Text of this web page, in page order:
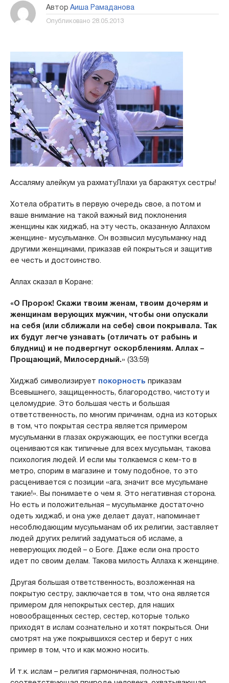
Автор Аиша Рамаданова
Опубликовано 28.05.2013
Ассаляму алейкум уа рахматуЛлахи уа баракятух сестры!
Хотела обратить в первую очередь свое, а потом и
ваше внимание на такой важный вид поклонения
женщины как хиджаб, на эту честь, оказанную Аллахом
женщине- мусульманке. Он возвысил мусульманку над
другими женщинами, приказав ей покрыться и защитив
ее честь и достоинство.
Аллах сказал в Коране:
«О Пророк! Скажи твоим женам, твоим дочерям и
женщинам верующих мужчин, чтобы они опускали
на себя (или сближали на себе) свои покрывала. Так
их будут легче узнавать (отличать от рабынь и
блудниц) и не подвергнут оскорблениям. Аллах –
Прощающий, Милосердный.» (33:59)
Хиджаб символизирует покорность приказам
Всевышнего, защищенность, благородство, чистоту и
целомудрие. Это большая честь и большая
ответственность, по многим причинам, одна из которых
в том, что покрытая сестра является примером
мусульманки в глазах окружающих, ее поступки всегда
оцениваются как типичные для всех мусульман, такова
психология людей. И если мы толкаемся с кем-то в
метро, спорим в магазине и тому подобное, то это
расценивается с позиции «ага, значит все мусульмане
такие!». Вы понимаете о чем я. Это негативная сторона.
Но есть и положительная – мусульманке достаточно
одеть хиджаб, и она уже делает дауат, напоминает
несоблюдающим мусульманам об их религии, заставляет
людей других религий задуматься об исламе, а
неверующих людей – о Боге. Даже если она просто
идет по своим делам. Такова милость Аллаха к женщине.
Другая большая ответственность, возложенная на
покрытую сестру, заключается в том, что она является
примером для непокрытых сестер, для наших
новообращенных сестер, сестер, которые только
приходят в ислам сознательно и хотят покрыться. Они
смотрят на уже покрывшихся сестер и берут с них
пример в том, что и как можно носить.
И т.к. ислам – религия гармоничная, полностью